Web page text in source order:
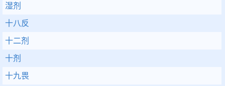
湿剂
十八反
十二剂
十剂
十九畏